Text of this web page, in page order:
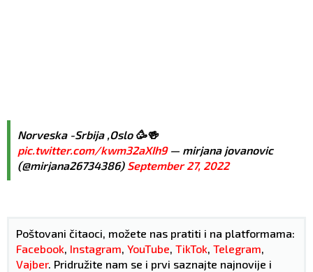
Norveska -Srbija ,Oslo 🥳🍻
pic.twitter.com/kwm32aXIh9— mirjana jovanovic
(@mirjana26734386) September 27, 2022
Poštovani čitaoci, možete nas pratiti i na platformama:
Facebook, Instagram, YouTube, TikTok, Telegram,
Vajber. Pridružite nam se i prvi saznajte najnovije i